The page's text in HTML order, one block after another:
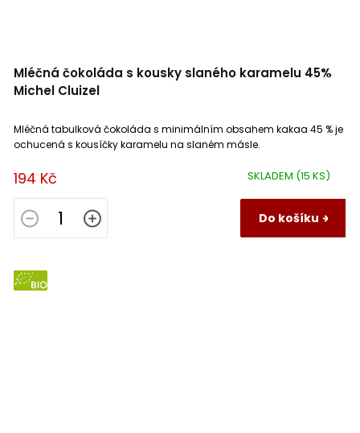
Mléčná čokoláda s kousky slaného karamelu 45%
Michel Cluizel
SKLADEM (15 KS)
194 Kč
Do košíku
Mléčná tabulková čokoláda s minimálním obsahem kakaa 45 % je
ochucená s kousíčky karamelu na slaném másle.